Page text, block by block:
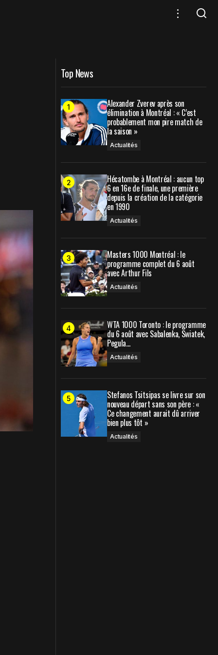
Top News
Alexander Zverev après son
élimination à Montréal : « C’est
probablement mon pire match de
la saison »
Actualités
Hécatombe à Montréal : aucun top
6 en 16e de finale, une première
depuis la création de la catégorie
en 1990
Actualités
Masters 1000 Montréal : le
programme complet du 6 août
avec Arthur Fils
Actualités
WTA 1000 Toronto : le programme
du 6 août avec Sabalenka, Swiatek,
Pegula…
Actualités
Stefanos Tsitsipas se livre sur son
nouveau départ sans son père : «
Ce changement aurait dû arriver
bien plus tôt »
Actualités